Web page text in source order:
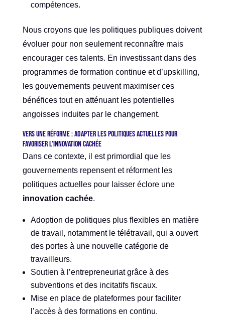
compétences.
Nous croyons que les politiques publiques doivent
évoluer pour non seulement reconnaître mais
encourager ces talents. En investissant dans des
programmes de formation continue et d’upskilling,
les gouvernements peuvent maximiser ces
bénéfices tout en atténuant les potentielles
angoisses induites par le changement.
Vers une réforme : adapter les politiques actuelles pour
favoriser l’innovation cachée
Dans ce contexte, il est primordial que les
gouvernements repensent et réforment les
politiques actuelles pour laisser éclore une
innovation cachée.
Adoption de politiques plus flexibles en matière
de travail, notamment le télétravail, qui a ouvert
des portes à une nouvelle catégorie de
travailleurs.
Soutien à l’entrepreneuriat grâce à des
subventions et des incitatifs fiscaux.
Mise en place de plateformes pour faciliter
l’accès à des formations en continu.